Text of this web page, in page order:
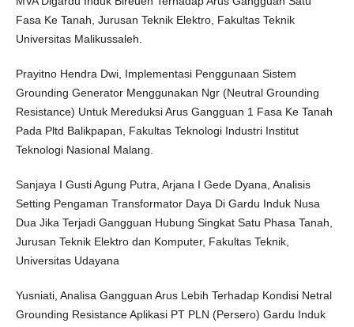
Fasa Ke Tanah, Jurusan Teknik Elektro, Fakultas Teknik
Universitas Malikussaleh.
Prayitno Hendra Dwi, Implementasi Penggunaan Sistem
Grounding Generator Menggunakan Ngr (Neutral Grounding
Resistance) Untuk Mereduksi Arus Gangguan 1 Fasa Ke Tanah
Pada Pltd Balikpapan, Fakultas Teknologi Industri Institut
Teknologi Nasional Malang.
Sanjaya I Gusti Agung Putra, Arjana I Gede Dyana, Analisis
Setting Pengaman Transformator Daya Di Gardu Induk Nusa
Dua Jika Terjadi Gangguan Hubung Singkat Satu Phasa Tanah,
Jurusan Teknik Elektro dan Komputer, Fakultas Teknik,
Universitas Udayana
Yusniati, Analisa Gangguan Arus Lebih Terhadap Kondisi Netral
Grounding Resistance Aplikasi PT PLN (Persero) Gardu Induk